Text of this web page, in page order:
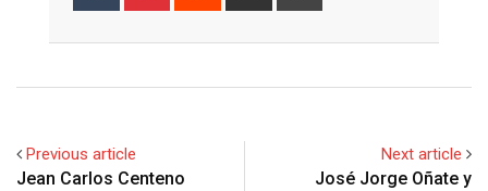
Previous article
Jean Carlos Centeno
Next article
José Jorge Oñate y